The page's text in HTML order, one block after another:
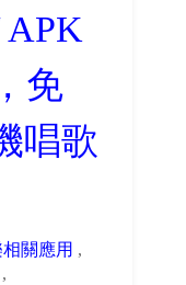
免
唱歌
關應用 ,
,